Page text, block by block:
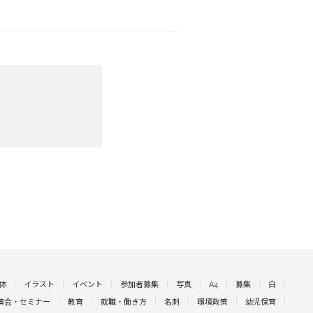
イラスト イベント 参加者募集 写真 A4 募集
白
会・セミナー
教育 就職・働き方 名刺 環境政策 幼児保育